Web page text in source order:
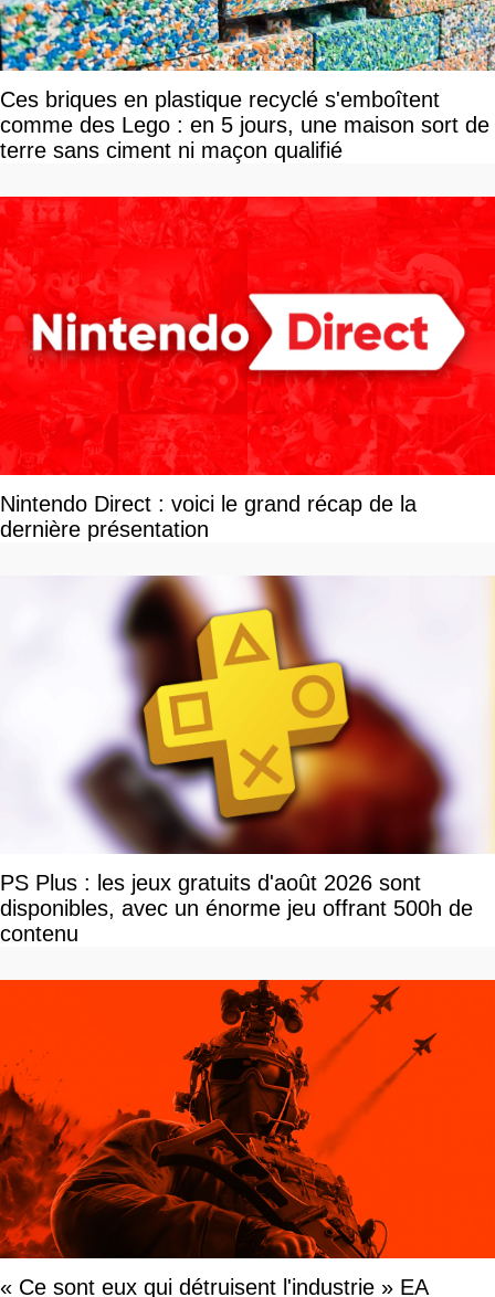
Ces briques en plastique recyclé s'emboîtent
comme des Lego : en 5 jours, une maison sort de
terre sans ciment ni maçon qualifié
Nintendo Direct : voici le grand récap de la
dernière présentation
PS Plus : les jeux gratuits d'août 2026 sont
disponibles, avec un énorme jeu offrant 500h de
contenu
« Ce sont eux qui détruisent l'industrie » EA